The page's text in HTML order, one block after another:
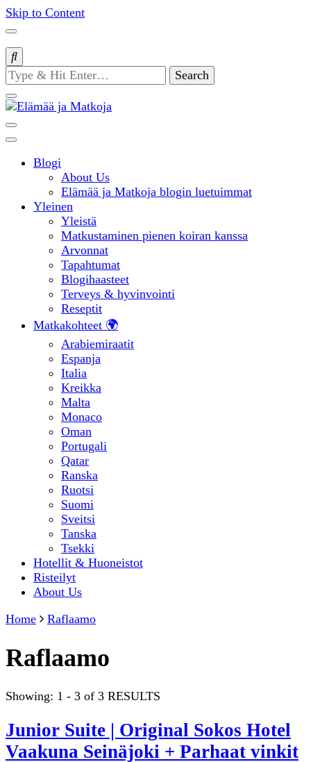
Skip to Content
Looking
for
Something?
Elämää ja
Matkoja
Blogi
About Us
Elämää ja Matkoja blogin luetuimmat
Yleinen
Yleistä
Matkustaminen pienen koiran kanssa
Arvonnat
Tapahtumat
Blogihaasteet
Terveys & hyvinvointi
Reseptit
Matkakohteet 🌍
Arabiemiraatit
Espanja
Italia
Kreikka
Malta
Monaco
Oman
Portugali
Qatar
Ranska
Ruotsi
Suomi
Sveitsi
Tanska
Tsekki
Hotellit & Huoneistot
Risteilyt
About Us
Home
Raflaamo
Raflaamo
Showing: 1 - 3 of 3 RESULTS
Junior Suite | Original Sokos Hotel
Vaakuna Seinäjoki + Parhaat vinkit